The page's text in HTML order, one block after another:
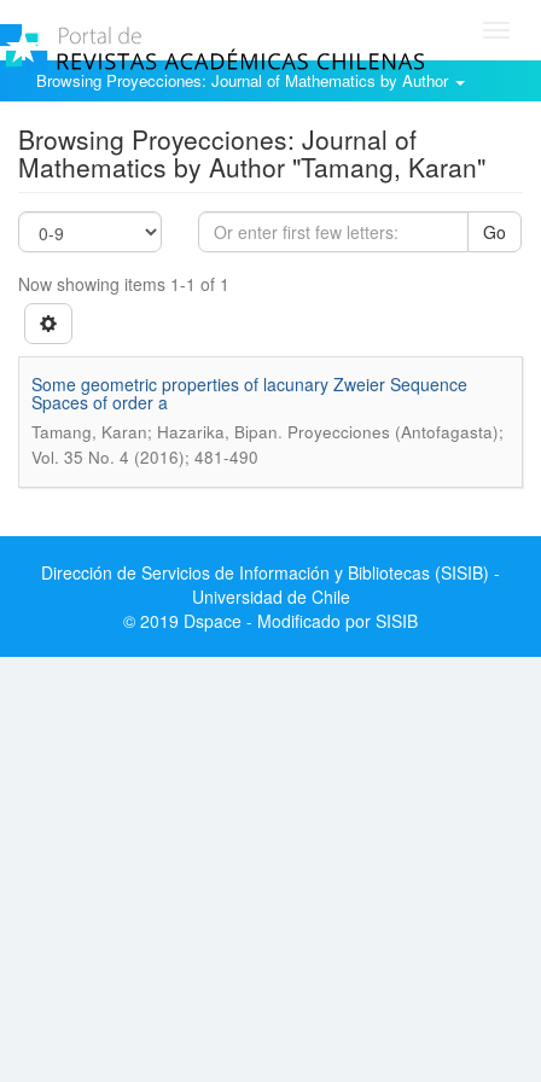
Browsing Proyecciones: Journal of Mathematics by Author
Browsing Proyecciones: Journal of
Mathematics by Author "Tamang, Karan"
Go
Now showing items 1-1 of 1
Some geometric properties of lacunary Zweier Sequence
Spaces of order a
Tamang, Karan; Hazarika, Bipan. Proyecciones (Antofagasta);
Vol. 35 No. 4 (2016); 481-490
Dirección de Servicios de Información y Bibliotecas (SISIB) -
Universidad de Chile
© 2019 Dspace - Modificado por SISIB